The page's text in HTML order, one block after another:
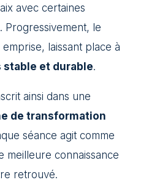
avec certaines
Progressivement, le
laissant place à
et durable.
ainsi dans une
de transformation
séance agit comme
meilleure connaissance
retrouvé.